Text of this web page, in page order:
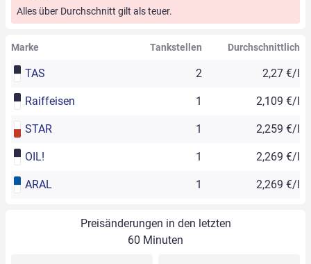
Alles über Durchschnitt gilt als teuer.
Marke Tankstellen Durchschnittlich
TAS 2 2,27 €/l
Raiffeisen 1 2,109 €/l
STAR 1 2,259 €/l
OIL! 1 2,269 €/l
ARAL 1 2,269 €/l
Preisänderungen in den letzten
60 Minuten